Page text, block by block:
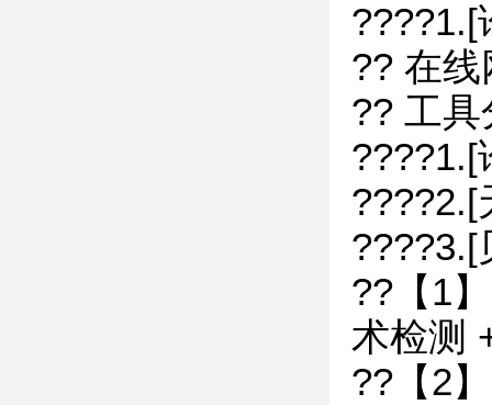
????1.[
?? 在
?? 工具
????1.[
????2.[
????3.[
??【1
术检测
??【2